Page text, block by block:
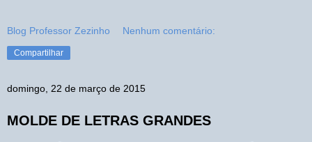
Blog Professor Zezinho Nenhum comentário:
Compartilhar
domingo, 22 de março de 2015
MOLDE DE LETRAS GRANDES